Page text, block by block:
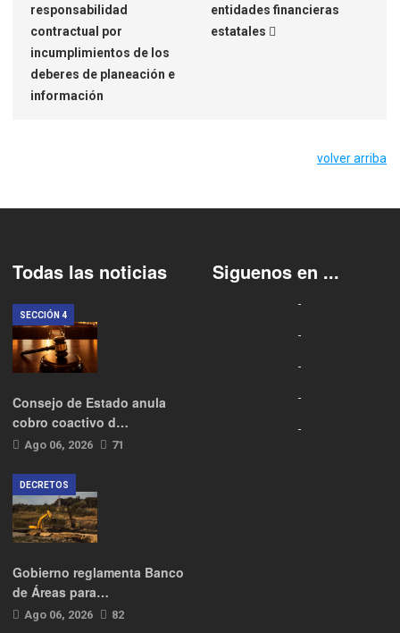
responsabilidad
contractual por
incumplimientos de los
deberes de planeación e
información
entidades financieras
estatales
volver arriba
Todas las noticias
Consejo de Estado anula
cobro coactivo d…
Ago 06, 2026 71
SECCIÓN 4
Gobierno reglamenta Banco
de Áreas para…
Ago 06, 2026 82
DECRETOS
Siguenos en ...